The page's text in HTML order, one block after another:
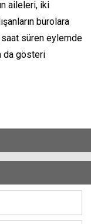
aileleri, iki
bürolara
süren eylemde
da gösteri